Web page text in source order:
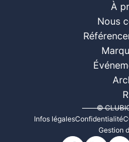
À
Nous
©
Infos légalesConfidentialité
Gestion